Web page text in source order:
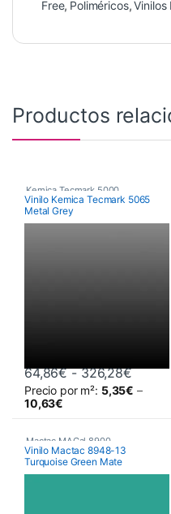
Free, Poliméricos,Vinilos
Productos
Kemica Tecmark 5000
Poliméricos
Vinilo Kemica Tecmark 5065
Metal Grey
64,86€ - 326,28€
Precio por m²: 5,35€ –
10,63€
Este producto tiene
Mactac MACal 8900
Monoméricos,Vinilos De Corte
Vinilo Mactac 8948-13
Turquoise Green Mate